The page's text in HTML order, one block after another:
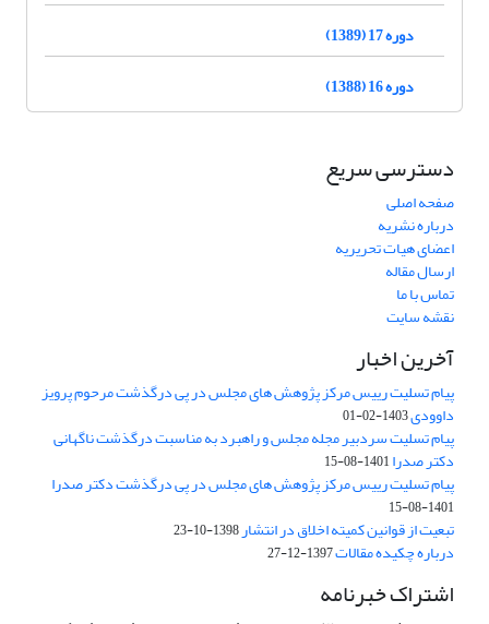
دوره 17 (1389)
دوره 16 (1388)
دسترسی سریع
صفحه اصلی
درباره نشریه
اعضای هیات تحریریه
ارسال مقاله
تماس با ما
نقشه سایت
آخرین اخبار
پیام تسلیت رییس مرکز پژوهش های مجلس در پی درگذشت مرحوم پرویز
داوودی1403-02-01
پیام تسلیت سردبیر مجله مجلس و راهبرد به مناسبت درگذشت ناگهانی
دکتر صدرا1401-08-15
پیام تسلیت رییس مرکز پژوهش های مجلس در پی درگذشت دکتر صدرا
1401-08-15
تبعیت از قوانین کمیته اخلاق در انتشار1398-10-23
درباره چکیده مقالات1397-12-27
اشتراک خبرنامه